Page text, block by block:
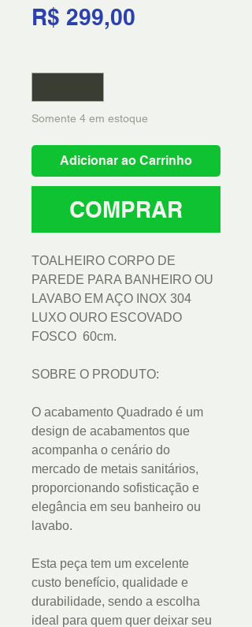
R$ 299,00
Somente 4 em estoque
Adicionar ao Carrinho
COMPRAR
TOALHEIRO CORPO DE
PAREDE PARA BANHEIRO OU
LAVABO EM AÇO INOX 304
LUXO OURO ESCOVADO
FOSCO 60cm.
SOBRE O PRODUTO:
O acabamento Quadrado é um
design de acabamentos que
acompanha o cenário do
mercado de metais sanitários,
proporcionando sofisticação e
elegância em seu banheiro ou
lavabo.
Esta peça tem um excelente
custo benefício, qualidade e
durabilidade, sendo a escolha
ideal para quem quer deixar seu